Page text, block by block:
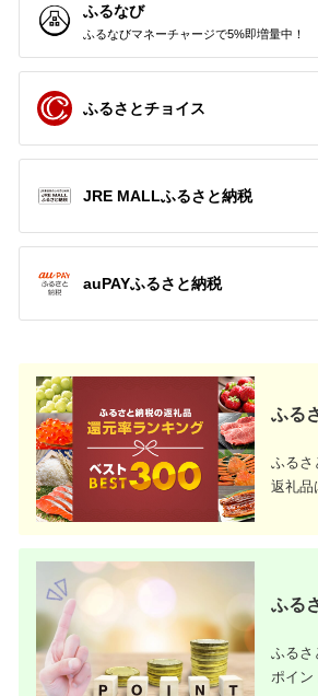
広島県 安芸高田市
フ 八千代カントリー
クラブ 利用券 10,000
枚） 広島 安芸高田市
36,500 円
神奈川県 平塚市
トマーレ （ふるさと
納税返礼ポイント）
ポイント 関東 日帰り
ドライブ レジャー 観
七夕まつり スマホ に
寄付金額:50,000
カリ
登山
最新版】ふるさと
ズニー返礼品は
ホテル・チケッ
ッズを徹底解説
ふるさと納税、
すめ返礼品も紹介
ふるなび
ふるなびマネーチャージで5%即増量中！
ふるさとチョイス
JRE MALLふるさと納税
auPAYふるさと納税
ふる
ふるさ
返礼品
ふる
ふるさ
ポイン